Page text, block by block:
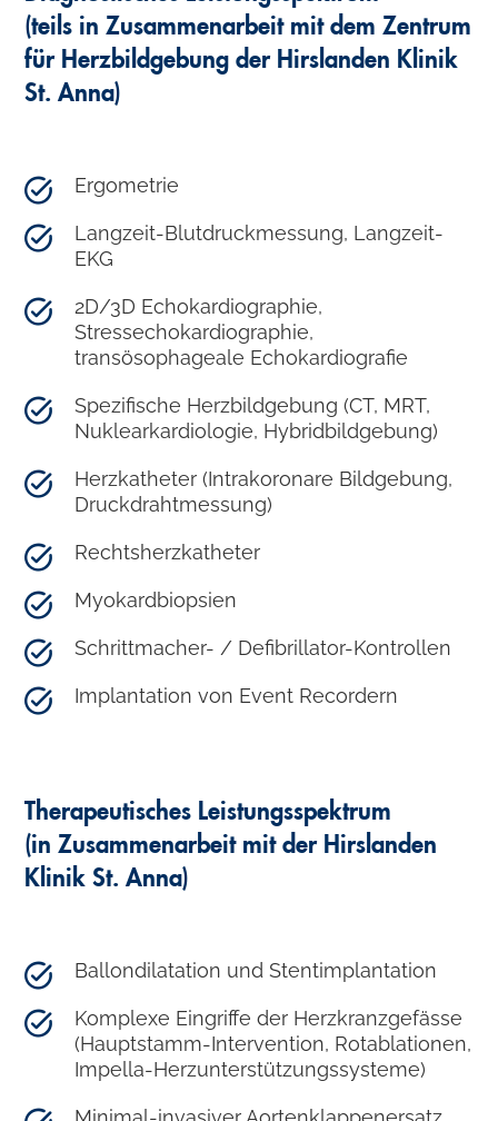
(teils in Zusammenarbeit mit dem Zentrum
für Herzbildgebung der Hirslanden Klinik
St. Anna)
Ergometrie
Langzeit-Blutdruckmessung, Langzeit-
EKG
2D/3D Echokardiographie,
Stressechokardiographie,
transösophageale Echokardiografie
Spezifische Herzbildgebung (CT, MRT,
Nuklearkardiologie, Hybridbildgebung)
Herzkatheter (Intrakoronare Bildgebung,
Druckdrahtmessung)
Rechtsherzkatheter
Myokardbiopsien
Schrittmacher- / Defibrillator-Kontrollen
Implantation von Event Recordern
Therapeutisches Leistungsspektrum
(in Zusammenarbeit mit der Hirslanden
Klinik St. Anna)
Ballondilatation und Stentimplantation
Komplexe Eingriffe der Herzkranzgefässe
(Hauptstamm-Intervention, Rotablationen,
Impella-Herzunterstützungssysteme)